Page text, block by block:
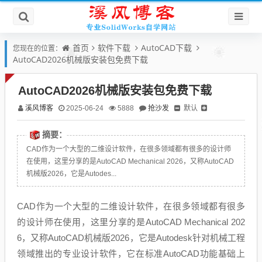
您现在的位置： 首页 软件下载
AutoCAD下载
AutoCAD2026机械版安装包免费下载
AutoCAD2026机械版安装包免费下载
溪风博客 2025-06-24 5888 抢沙发 默认
摘要：
CAD作为一个大型的二维设计软件，在很多领域都有很多的设计师
在使用，这里分享的是AutoCAD Mechanical 2026，又称AutoCAD
机械版2026，它是Autodes...
CAD作为一个大型的二维设计软件，在很多领域都有很多
的设计师在使用，这里分享的是AutoCAD Mechanical 202
6，又称AutoCAD机械版2026，它是Autodesk针对机械工程
领域推出的专业设计软件，它在标准AutoCAD功能基础上